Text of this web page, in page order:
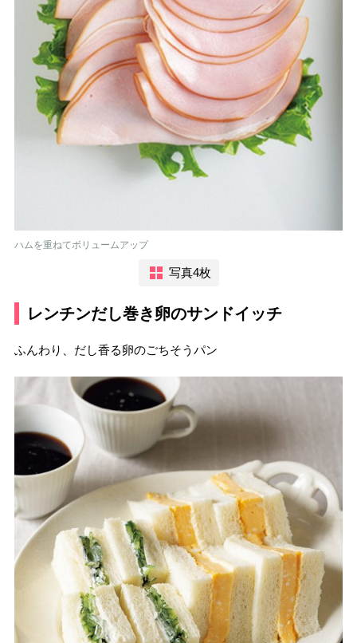
ハムを重ねてボリュームアップ
写真4枚
レンチンだし巻き卵のサンドイッチ
ふんわり、だし香る卵のごちそうパン